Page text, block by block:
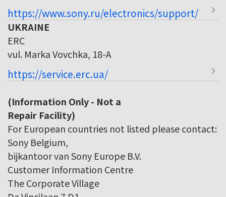
https://www.sony.ru/electronics/support/
UKRAINE
ERC
vul. Marka Vovchka, 18-A
https://service.erc.ua/
(Information Only - Not a
Repair Facility)
For European countries not listed please contact:
Sony Belgium,
bijkantoor van Sony Europe B.V.
Customer Information Centre
The Corporate Village